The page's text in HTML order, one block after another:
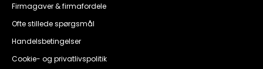
Firmagaver & firmafordele
Ofte stillede spørgsmål
Handelsbetingelser
Cookie- og privatlivspolitik